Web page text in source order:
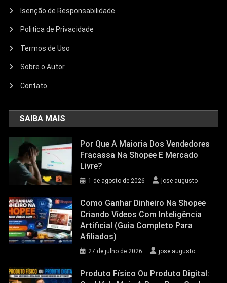
Isenção de Responsabilidade
Politica de Privacidade
Termos de Uso
Sobre o Autor
Contato
SAIBA MAIS
Por Que A Maioria Dos Vendedores
Fracassa Na Shopee E Mercado
Livre?
1 de agosto de 2026 jose augusto
Como Ganhar Dinheiro Na Shopee
Criando Vídeos Com Inteligência
Artificial (Guia Completo Para
Afiliados)
27 de julho de 2026 jose augusto
Produto Físico Ou Produto Digital: